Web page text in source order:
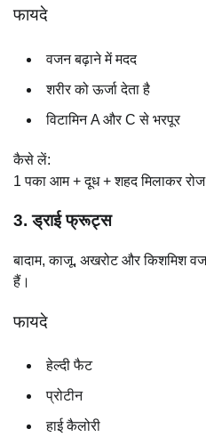
फायदे
वजन बढ़ाने में मदद
शरीर को ऊर्जा देता है
विटामिन A और C से भरपूर
कैसे लें:
1 पका आम + दूध + शहद मिलाकर रोज
3. ड्राई फ्रूट्स
बादाम, काजू, अखरोट और किशमिश
हैं।
फायदे
हेल्दी फैट
प्रोटीन
हाई कैलोरी